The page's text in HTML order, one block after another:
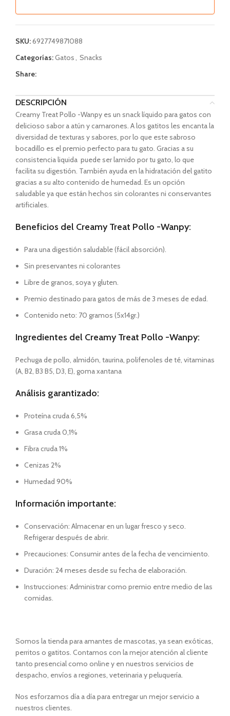
SKU:6927749871088
Categorías:Gatos, Snacks
Share:
DESCRIPCIÓN
Creamy Treat Pollo -Wanpy es un snack líquido para gatos con
delicioso sabor a atún y camarones. A los gatitos les encanta la
diversidad de texturas y sabores, por lo que este sabroso
bocadillo es el premio perfecto para tu gato. Gracias a su
consistencia liquida puede ser lamido por tu gato, lo que
facilita su digestión. También ayuda en la hidratación del gatito
gracias a su alto contenido de humedad. Es un opción
saludable ya que están hechos sin colorantes ni conservantes
artificiales.
Beneficios del Creamy Treat Pollo -Wanpy:
Para una digestión saludable (fácil absorción).
Sin preservantes ni colorantes
Libre de granos, soya y gluten.
Premio destinado para gatos de más de 3 meses de edad.
Contenido neto: 70 gramos (5x14gr.)
Ingredientes del Creamy Treat Pollo -Wanpy:
Pechuga de pollo, almidón, taurina, polifenoles de té, vitaminas
(A, B2, B3 B5, D3, E), goma xantana
Análisis garantizado:
Proteína cruda 6,5%
Grasa cruda 0,1%
Fibra cruda 1%
Cenizas 2%
Humedad 90%
Información importante:
Conservación: Almacenar en un lugar fresco y seco.
Refrigerar después de abrir.
Precauciones: Consumir antes de la fecha de vencimiento.
Duración: 24 meses desde su fecha de elaboración.
Instrucciones: Administrar como premio entre medio de las
comidas.
Somos la tienda para amantes de mascotas, ya sean exóticas,
perritos o gatitos. Contamos con la mejor atención al cliente
tanto presencial como online y en nuestros servicios de
despacho, envíos a regiones, veterinaria y peluquería.
Nos esforzamos día a día para entregar un mejor servicio a
nuestros clientes.